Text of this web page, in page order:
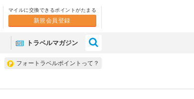
マイルに交換できるポイントがたまる
新規会員登録
トラベルマガジン
フォートラベルポイントって？